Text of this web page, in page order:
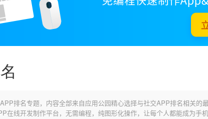
排名专题，内容全部来自应用公园精心选择与社交APP排名相关的最
在线开发制作平台，无需编程，纯图形化操作，让每个人都能成为手